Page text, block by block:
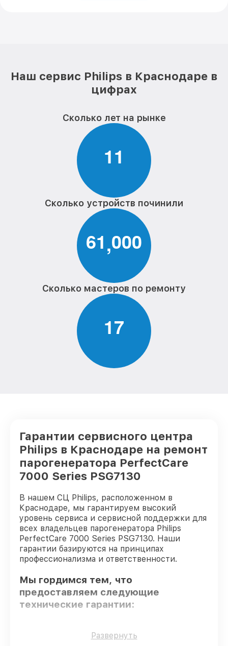
Наш сервис Philips в Краснодаре в
цифрах
Сколько лет на рынке
11
Сколько устройств починили
61,000
Сколько мастеров по ремонту
17
Гарантии сервисного центра
Philips в Краснодаре на ремонт
парогенератора PerfectCare
7000 Series PSG7130
В нашем СЦ Philips, расположенном в
Краснодаре, мы гарантируем высокий
уровень сервиса и сервисной поддержки для
всех владельцев парогенератора Philips
PerfectCare 7000 Series PSG7130. Наши
гарантии базируются на принципах
профессионализма и ответственности.
Мы гордимся тем, что
предоставляем следующие
технические гарантии:
Использование оригинальных
Развернуть